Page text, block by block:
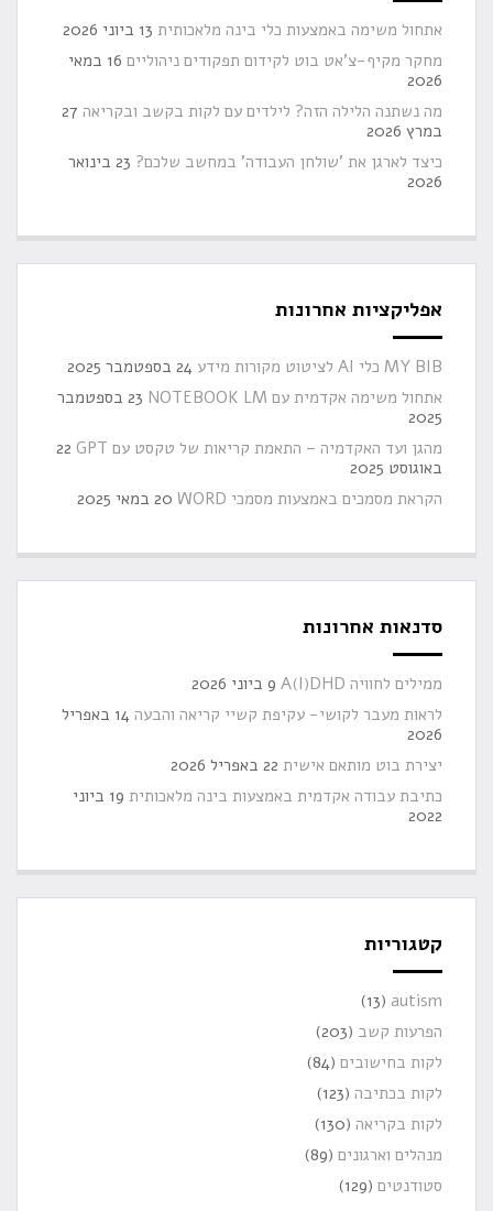
אתחול משימה באמצעות כלי בינה מלאכותית 13 ביוני 2026
מחקר מקיף-צ'אט בוט לקידום תפקודים ניהוליים
16 במאי
2026
מה נשתנה הלילה הזה? לילדים עם לקות בקשב ובקריאה 27
במרץ 2026
כיצד לארגן את 'שולחן העבודה' במחשב שלכם?
23 בינואר
2026
אפליקציות אחרונות
MY BIB כלי AI לציטוט מקורות מידע
24 בספטמבר 2025
אתחול משימה אקדמית עם NOTEBOOK LM
23 בספטמבר
2025
מהגן ועד האקדמיה – התאמת קריאות של טקסט עם GPT
22
באוגוסט 2025
הקראת מסמכים באמצעות מסמכי WORD
20 במאי 2025
סדנאות אחרונות
ממילים לחוויה A(I)DHD
9 ביוני 2026
לראות מעבר לקושי- עקיפת קשיי קריאה והבעה
14 באפריל
2026
יצירת בוט מותאם אישית 22 באפריל 2026
כתיבת עבודה אקדמית באמצעות בינה מלאכותית
19 ביוני
2022
קטגוריות
autism
(13)
הפרעות קשב (203)
לקות בחישובים (84)
לקות בכתיבה (123)
לקות בקריאה (130)
מנהלים וארגונים (89)
סטודנטים (129)